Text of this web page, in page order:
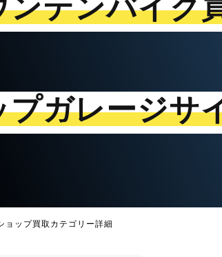
ンテンバイク
プガレージサ
ョップ買取カテゴリー詳細